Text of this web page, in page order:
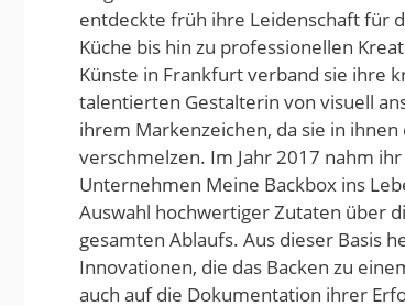
entdeckte früh ihre Leidenschaft für
Küche bis hin zu professionellen
Künste in Frankfurt verband sie ihre
talentierten Gestalterin von visuell
ihrem Markenzeichen, da sie in
verschmelzen. Im Jahr 2017 nahm
Unternehmen Meine Backbox ins
Auswahl hochwertiger Zutaten über
gesamten Ablaufs. Aus dieser Basis
Innovationen, die das Backen zu
auch auf die Dokumentation ihrer